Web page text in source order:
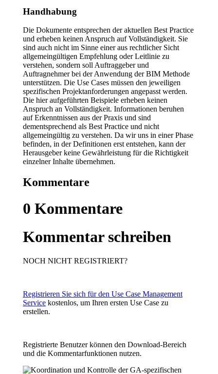
Handhabung
Die Dokumente entsprechen der aktuellen Best Practice
und erheben keinen Anspruch auf Vollständigkeit. Sie
sind auch nicht im Sinne einer aus rechtlicher Sicht
allgemeingültigen Empfehlung oder Leitlinie zu
verstehen, sondern soll Auftraggeber und
Auftragnehmer bei der Anwendung der BIM Methode
unterstützen. Die Use Cases müssen den jeweiligen
spezifischen Projektanforderungen angepasst werden.
Die hier aufgeführten Beispiele erheben keinen
Anspruch an Vollständigkeit. Informationen beruhen
auf Erkenntnissen aus der Praxis und sind
dementsprechend als Best Practice und nicht
allgemeingültig zu verstehen. Da wir uns in einer Phase
befinden, in der Definitionen erst entstehen, kann der
Herausgeber keine Gewährleistung für die Richtigkeit
einzelner Inhalte übernehmen.
Kommentare
0 Kommentare
Kommentar schreiben
NOCH NICHT REGISTRIERT?
Registrieren Sie sich für den Use Case Management
Service kostenlos, um Ihren ersten Use Case zu
erstellen.
Registrierte Benutzer können den Download-Bereich
und die Kommentarfunktionen nutzen.